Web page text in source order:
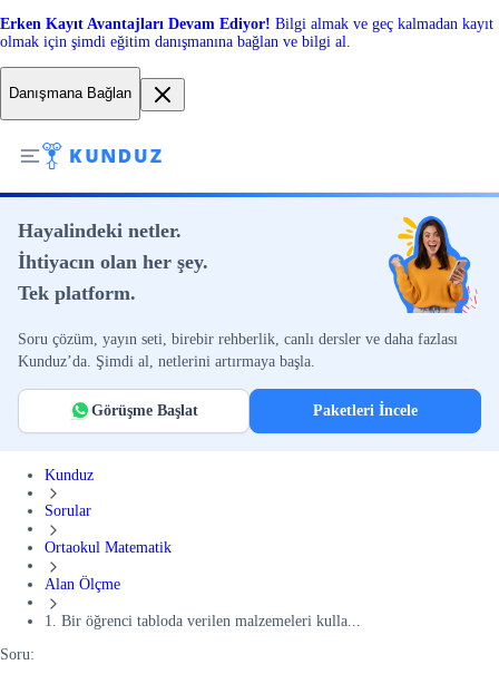
Erken Kayıt Avantajları Devam Ediyor! Bilgi almak ve geç kalmadan kayıt
olmak için şimdi eğitim danışmanına bağlan ve bilgi al.
Danışmana Bağlan
Hayalindeki netler.
İhtiyacın olan her şey.
Tek platform.
Soru çözüm, yayın seti, birebir rehberlik, canlı dersler ve daha fazlası
Kunduz’da. Şimdi al, netlerini artırmaya başla.
Görüşme Başlat Paketleri İncele
Kunduz
Sorular
Ortaokul Matematik
Alan Ölçme
1. Bir öğrenci tabloda verilen malzemeleri kulla...
Soru: